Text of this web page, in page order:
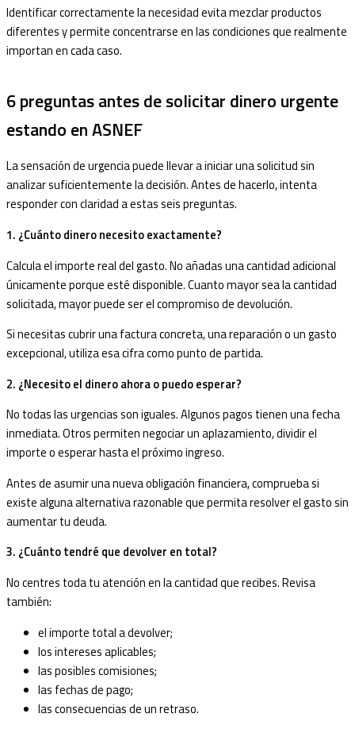
Identificar correctamente la necesidad evita mezclar productos
diferentes y permite concentrarse en las condiciones que realmente
importan en cada caso.
6 preguntas antes de solicitar dinero urgente
estando en ASNEF
La sensación de urgencia puede llevar a iniciar una solicitud sin
analizar suficientemente la decisión. Antes de hacerlo, intenta
responder con claridad a estas seis preguntas.
1. ¿Cuánto dinero necesito exactamente?
Calcula el importe real del gasto. No añadas una cantidad adicional
únicamente porque esté disponible. Cuanto mayor sea la cantidad
solicitada, mayor puede ser el compromiso de devolución.
Si necesitas cubrir una factura concreta, una reparación o un gasto
excepcional, utiliza esa cifra como punto de partida.
2. ¿Necesito el dinero ahora o puedo esperar?
No todas las urgencias son iguales. Algunos pagos tienen una fecha
inmediata. Otros permiten negociar un aplazamiento, dividir el
importe o esperar hasta el próximo ingreso.
Antes de asumir una nueva obligación financiera, comprueba si
existe alguna alternativa razonable que permita resolver el gasto sin
aumentar tu deuda.
3. ¿Cuánto tendré que devolver en total?
No centres toda tu atención en la cantidad que recibes. Revisa
también:
el importe total a devolver;
los intereses aplicables;
las posibles comisiones;
las fechas de pago;
las consecuencias de un retraso.